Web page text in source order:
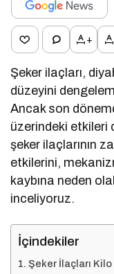
+
Şeker ilaçları,
düzeyini
Ancak son
üzerindeki etkileri
şeker ilaçlarının
etkilerini,
kaybına neden
inceliyoruz.
İçindekiler
Şeker İlaçları Kilo